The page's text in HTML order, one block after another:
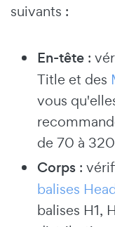
suivants :
En-tête :
Title et des
vous
de 70 à
Corps :
balises
balises H1,